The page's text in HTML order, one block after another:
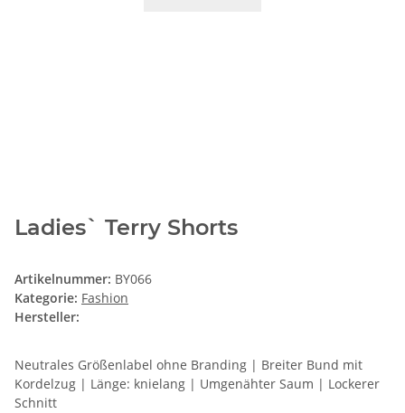
Ladies` Terry Shorts
Artikelnummer: BY066
Kategorie: Fashion
Hersteller:
Neutrales Größenlabel ohne Branding | Breiter Bund mit
Kordelzug | Länge: knielang | Umgenähter Saum | Lockerer
Schnitt